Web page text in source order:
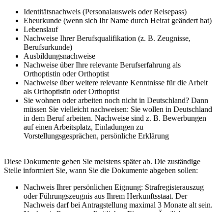
Identitätsnachweis (Personalausweis oder Reisepass)
Eheurkunde (wenn sich Ihr Name durch Heirat geändert hat)
Lebenslauf
Nachweise Ihrer Berufsqualifikation (z. B. Zeugnisse,
Berufsurkunde)
Ausbildungsnachweise
Nachweise über Ihre relevante Berufserfahrung als
Orthoptistin oder Orthoptist
Nachweise über weitere relevante Kenntnisse für die Arbeit
als Orthoptistin oder Orthoptist
Sie wohnen oder arbeiten noch nicht in Deutschland? Dann
müssen Sie vielleicht nachweisen: Sie wollen in Deutschland
in dem Beruf arbeiten. Nachweise sind z. B. Bewerbungen
auf einen Arbeitsplatz, Einladungen zu
Vorstellungsgesprächen, persönliche Erklärung
Diese Dokumente geben Sie meistens später ab. Die zuständige
Stelle informiert Sie, wann Sie die Dokumente abgeben sollen:
Nachweis Ihrer persönlichen Eignung: Strafregisterauszug
oder Führungszeugnis aus Ihrem Herkunftsstaat. Der
Nachweis darf bei Antragstellung maximal 3 Monate alt sein.